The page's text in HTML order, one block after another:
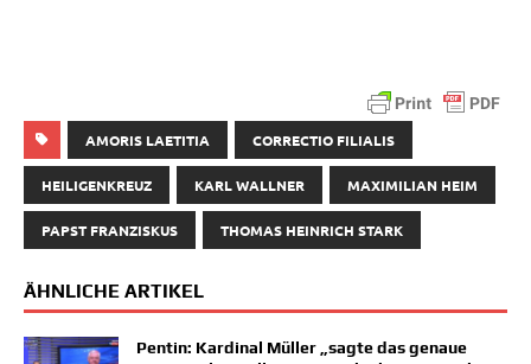
AMORIS LAETITIA CORRECTIO FILIALIS
HEILIGENKREUZ KARL WALLNER MAXIMILIAN HEIM
PAPST FRANZISKUS THOMAS HEINRICH STARK
ÄHNLICHE ARTIKEL
Pentin: Kardinal Müller „sagte das genaue